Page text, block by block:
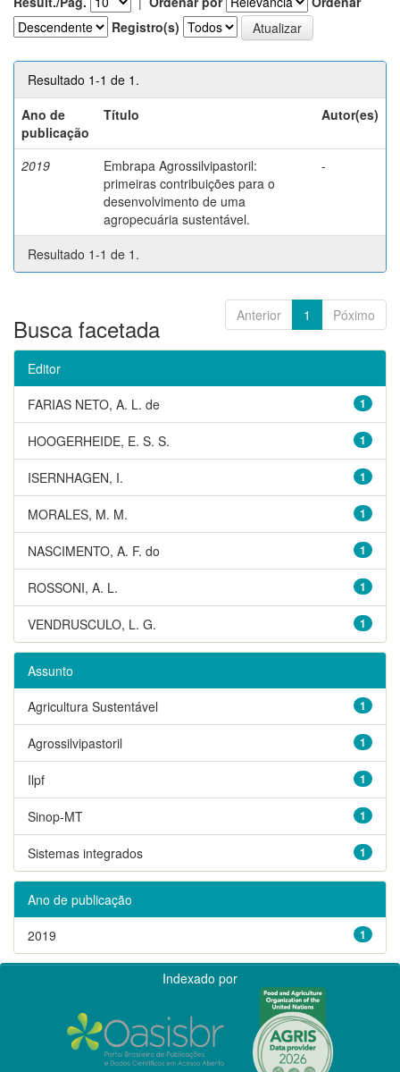
Registro(s)
Resultado 1-1 de 1.
Ano de
publicação
Título Autor(es)
2019
Embrapa Agrossilvipastoril:
primeiras contribuições para o
desenvolvimento de uma
agropecuária sustentável.
-
Resultado 1-1 de 1.
Anterior 1 Póximo
Busca facetada
Editor
1
FARIAS NETO, A. L. de
1
HOOGERHEIDE, E. S. S.
1
ISERNHAGEN, I.
1
MORALES, M. M.
1
NASCIMENTO, A. F. do
1
ROSSONI, A. L.
1
VENDRUSCULO, L. G.
Assunto
1
Agricultura Sustentável
1
Agrossilvipastoril
1
Ilpf
1
Sinop-MT
1
Sistemas integrados
Ano de publicação
1
2019
Indexado por